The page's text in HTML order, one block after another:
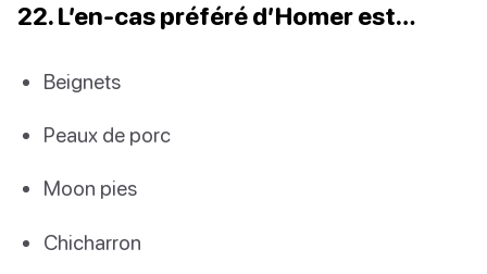
22. L’en-cas préféré d’Homer est…
Beignets
Peaux de porc
Moon pies
Chicharron